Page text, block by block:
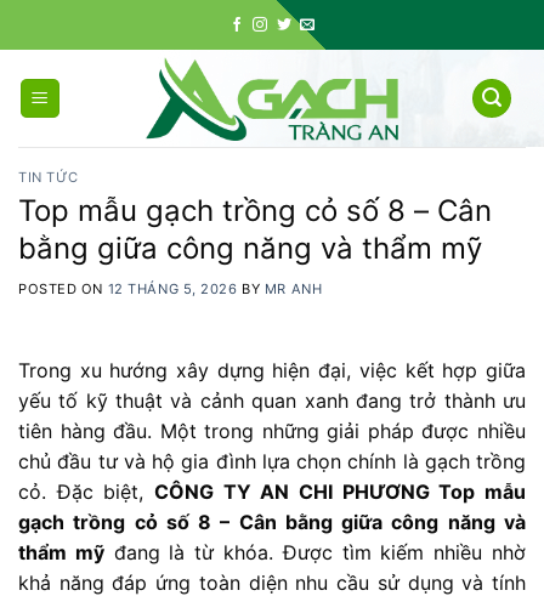
to
content
TIN TỨC
Top mẫu gạch trồng cỏ số 8 – Cân
bằng giữa công năng và thẩm mỹ
POSTED ON 12 THÁNG 5, 2026 BY MR ANH
Trong xu hướng xây dựng hiện đại, việc kết hợp giữa
yếu tố kỹ thuật và cảnh quan xanh đang trở thành ưu
tiên hàng đầu. Một trong những giải pháp được nhiều
chủ đầu tư và hộ gia đình lựa chọn chính là gạch trồng
cỏ. Đặc biệt, CÔNG TY AN CHI PHƯƠNG Top mẫu
gạch trồng cỏ số 8 – Cân bằng giữa công năng và
thẩm mỹđang là từ khóa. Được tìm kiếm nhiều nhờ
khả năng đáp ứng toàn diện nhu cầu sử dụng và tính